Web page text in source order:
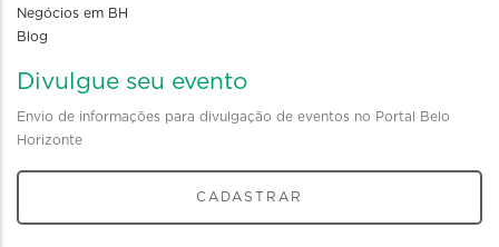
Negócios em BH
Blog
Divulgue seu evento
Envio de informações para divulgação de eventos no Portal Belo
Horizonte
CADASTRAR